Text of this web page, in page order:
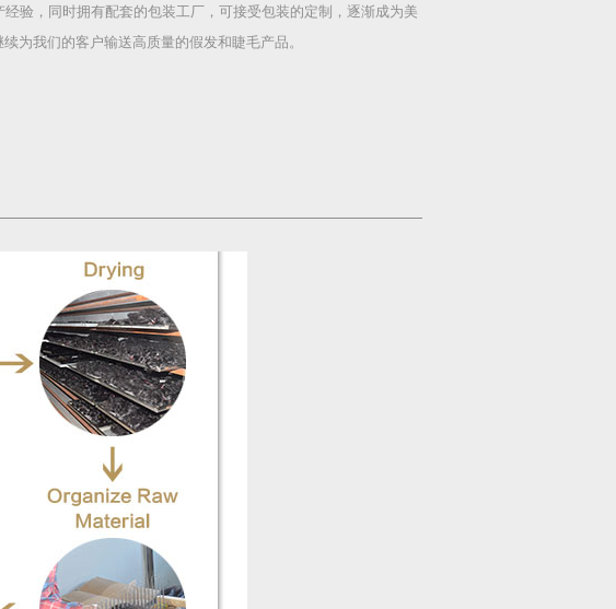
验，同时拥有配套的包装工厂，可接受包装的定制，逐渐成为美
为我们的客户输送高质量的假发和睫毛产品。